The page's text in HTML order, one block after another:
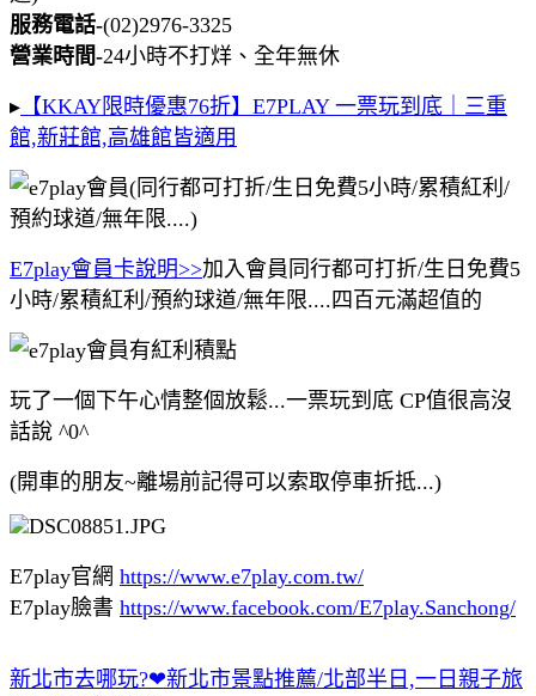
服務電話-(02)2976-3325
營業時間-24小時不打烊、全年無休
▸ 【KKAY限時優惠76折】E7PLAY 一票玩到底｜三重
館,新莊館,高雄館皆適用
E7play會員卡說明>>加入會員同行都可打折/生日免費5
小時/累積紅利/預約球道/無年限....四百元滿超值的
玩了一個下午心情整個放鬆...一票玩到底 CP值很高沒
話說 ^0^
(開車的朋友~離場前記得可以索取停車折抵...)
E7play官網 https://www.e7play.com.tw/
E7play臉書 https://www.facebook.com/E7play.Sanchong/
新北市去哪玩?❤新北市景點推薦/北部半日,一日親子旅